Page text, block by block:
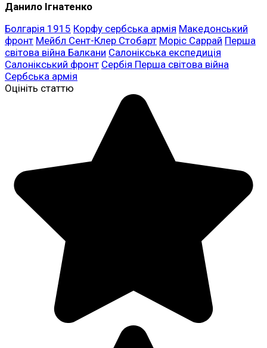
Данило Ігнатенко
Болгарія 1915 Корфу сербська армія Македонський
фронт Мейбл Сент-Клер Стобарт Моріс Саррай Перша
світова війна Балкани Салонікська експедиція
Салонікський фронт Сербія Перша світова війна
Сербська армія
Оцініть статтю